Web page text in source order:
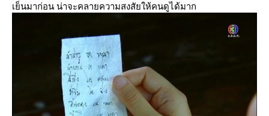
เย็นมาก่อน น่าจะคลายความสงสัยให้คนดูได้มาก